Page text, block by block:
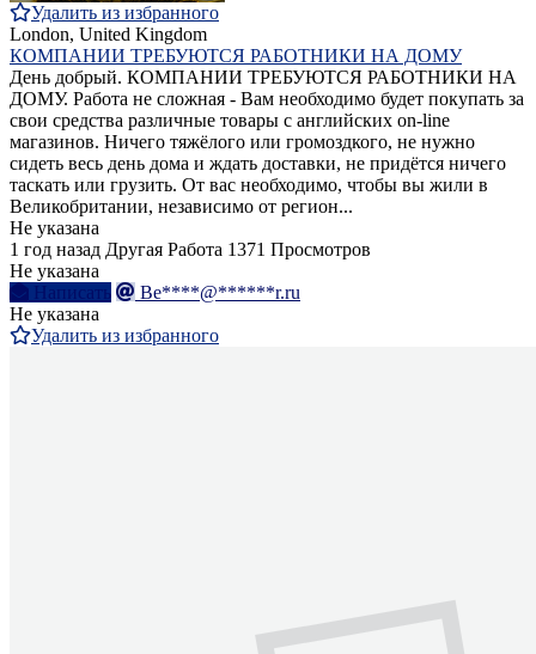
Удалить из избранного
London, United Kingdom
КОМПАНИИ ТРЕБУЮТСЯ РАБОТНИКИ НА ДОМУ
День добрый. КОМПАНИИ ТРЕБУЮТСЯ РАБОТНИКИ НА
ДОМУ. Работа не сложная - Вам необходимо будет покупать за
свои средства различные товары с английских on-line
магазинов. Ничего тяжёлого или громоздкого, не нужно
сидеть весь день дома и ждать доставки, не придётся ничего
таскать или грузить. От вас необходимо, чтобы вы жили в
Великобритании, независимо от регион...
Не указана
1 год назад Другая Работа 1371 Просмотров
Не указана
Написать
Be****@******r.ru
Не указана
Удалить из избранного